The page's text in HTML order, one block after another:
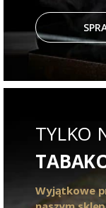
TYLKO
Wyjątkowe